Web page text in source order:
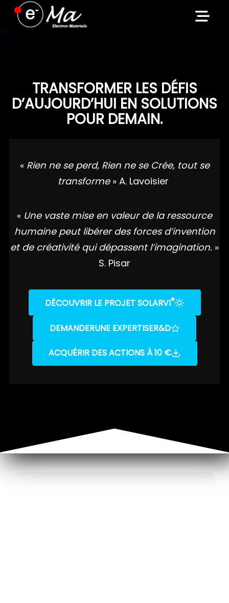
Skip
TRANSFORMER LES DÉFIS
D’AUJOURD’HUI EN SOLUTIONS
POUR DEMAIN.
« Rien ne se perd, Rien ne se Crée, tout se
transforme » A. Lavoisier
« Une vaste mise en valeur de la ressource
humaine peut libérer des forces d’invention
et de créativité qui dépassent l’imagination. »
S. Pisar
DÉCOUVRIR LE PROJET SOLARVI®
DEMANDERUNE EXPERTISER&D
ACQUÉRIR DES ACTIONS À 10 €